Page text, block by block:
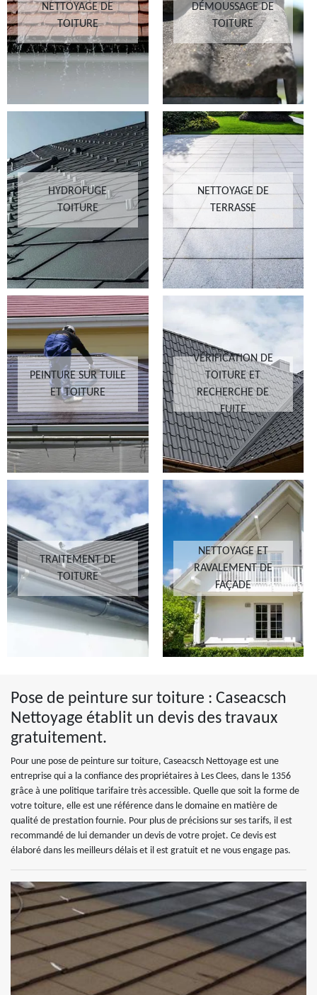
NETTOYAGE DE
TOITURE
DÉMOUSSAGE DE
TOITURE
HYDROFUGE
TOITURE
NETTOYAGE DE
TERRASSE
PEINTURE SUR TUILE
ET TOITURE
VÉRIFICATION DE
TOITURE ET
RECHERCHE DE
FUITE
TRAITEMENT DE
TOITURE
NETTOYAGE ET
RAVALEMENT DE
FAÇADE
Pose de peinture sur toiture : Caseacsch
Nettoyage établit un devis des travaux
gratuitement.
Pour une pose de peinture sur toiture, Caseacsch Nettoyage est une
entreprise qui a la confiance des propriétaires à Les Clees, dans le 1356
grâce à une politique tarifaire très accessible. Quelle que soit la forme de
votre toiture, elle est une référence dans le domaine en matière de
qualité de prestation fournie. Pour plus de précisions sur ses tarifs, il est
recommandé de lui demander un devis de votre projet. Ce devis est
élaboré dans les meilleurs délais et il est gratuit et ne vous engage pas.